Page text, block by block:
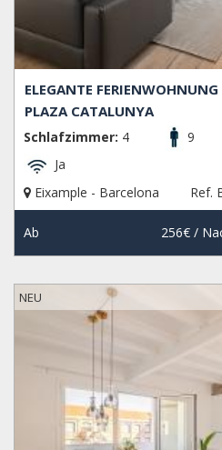
ELEGANTE
PLAZA CATALUNYA
Schlafzimmer: 4 9
Ja
Eixample - Barcelona
Ref.
Ab 256€/
NEU